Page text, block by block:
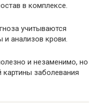
в комплексе.
учитываются
анализов крови.
и незаменимо, но
картины заболевания